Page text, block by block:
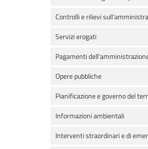
Controlli e rilievi
Servizi erogati
Pagamenti
Opere pubbliche
Pianificazione e governo del
Informazioni ambientali
Interventi straordinari e di